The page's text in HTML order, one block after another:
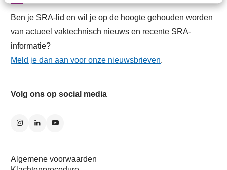
Ben je SRA-lid en wil je op de hoogte gehouden worden
van actueel vaktechnisch nieuws en recente SRA-
informatie?
Meld je dan aan voor onze nieuwsbrieven.
Volg ons op social media
Algemene voorwaarden